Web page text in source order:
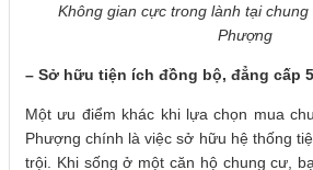
Không gian cực trong lành tại
Phượng
– Sở hữu tiện ích đồng bộ, đẳng cấp
Một ưu điểm khác khi lựa chọn mua
Phượng chính là việc sở hữu hệ thống
trội. Khi sống ở một căn hộ chung cư,